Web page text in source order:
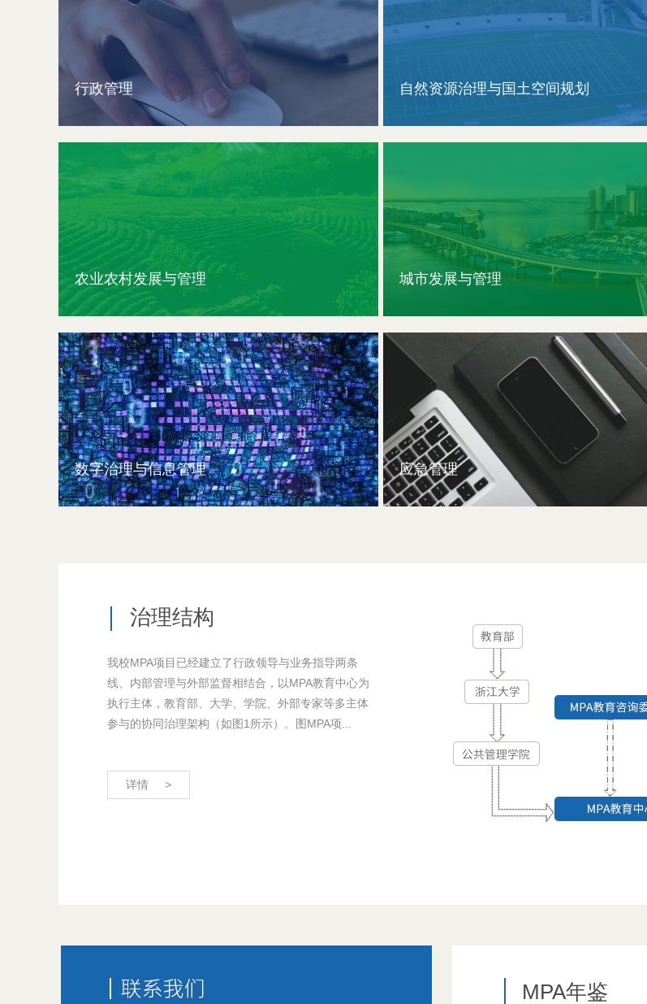
行政管理 自然资源治理与国土空间规划
农业农村发展与管理 城市发展与管理
数字治理与信息管理 应急管理
治理结构
我校MPA项目已经建立了行政领导与业务指导两条
线、内部管理与外部监督相结合，以MPA教育中心为
执行主体，教育部、大学、学院、外部专家等多主体
参与的协同治理架构（如图1所示）。图MPA项...
详情 >
MPA年鉴